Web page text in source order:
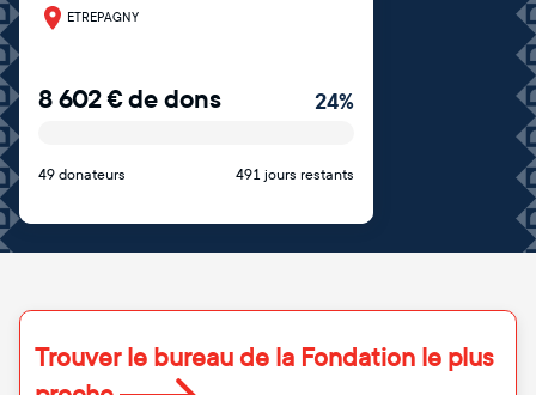
ETREPAGNY
8 602€de dons 24%
49 donateurs 491 jours restants
Trouver le bureau de la Fondation le plus